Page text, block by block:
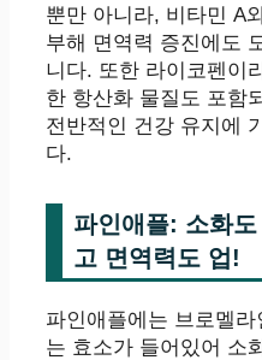
뿐만 아니라, 비타민 A
부해 면역력 증진에도
니다. 또한 라이코펜이
한 항산화 물질도 포함
전반적인 건강 유지에
다.
파인애플: 소화도
고 면역력도 업!
파인애플에는 브로멜라
는 효소가 들어있어 소